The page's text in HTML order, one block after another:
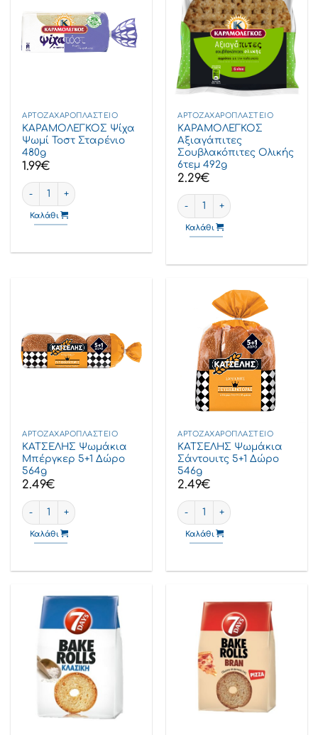
ΑΡΤΟΖΑΧΑΡΟΠΛΑΣΤΕΊΟ
ΚΑΡΑΜΟΛΕΓΚΟΣ Ψίχα
Ψωμί Τοστ Σταρένιο
480g
1.99€
ΚΑΡΑΜΟΛΕΓΚΟΣ Ψίχα Ψωμί Τοστ Σταρένιο 480g ποσότητα
Καλάθι
ΑΡΤΟΖΑΧΑΡΟΠΛΑΣΤΕΊΟ
ΚΑΡΑΜΟΛΕΓΚΟΣ
Αξιαγάπιτες
Σουβλακόπιτες Ολικής
6τεμ 492g
2.29€
ΚΑΡΑΜΟΛΕΓΚΟΣ Αξιαγάπιτες
Καλάθι
ΑΡΤΟΖΑΧΑΡΟΠΛΑΣΤΕΊΟ
ΚΑΤΣΕΛΗΣ Ψωμάκια
Μπέργκερ 5+1 Δώρο
564g
2.49€
ΚΑΤΣΕΛΗΣ Ψωμάκια Μπέργκερ 5+1 Δώρο 564g ποσότητα
Καλάθι
ΑΡΤΟΖΑΧΑΡΟΠΛΑΣΤΕΊΟ
ΚΑΤΣΕΛΗΣ Ψωμάκια
Σάντουιτς 5+1 Δώρο
546g
2.49€
ΚΑΤΣΕΛΗΣ Ψωμάκια
Καλάθι